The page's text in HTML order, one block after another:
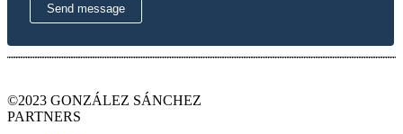
Send message
©2023 GONZÁLEZ SÁNCHEZ
PARTNERS